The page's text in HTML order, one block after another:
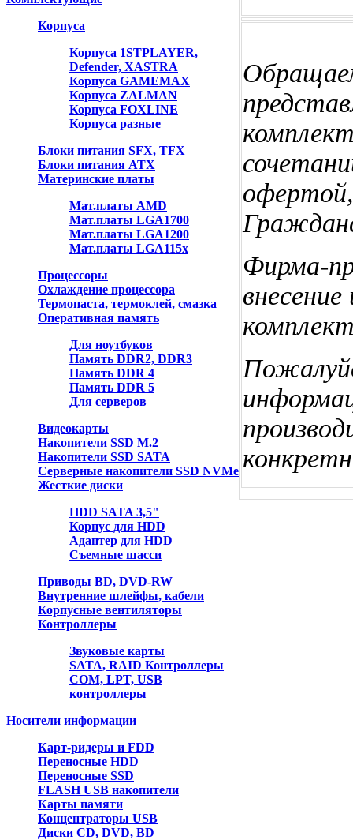
Корпуса
Корпуса 1STPLAYER,
Defender, XASTRA
Корпуса GAMEMAX
Корпуса ZALMAN
Корпуса FOXLINE
Корпуса разные
Блоки питания SFX, TFX
Блоки питания ATX
Материнские платы
Мат.платы AMD
Мат.платы LGA1700
Мат.платы LGA1200
Мат.платы LGA115x
Процессоры
Охлаждение процессора
Термопаста, термоклей, смазка
Оперативная память
Для ноутбуков
Память DDR2, DDR3
Память DDR 4
Память DDR 5
Для серверов
Видеокарты
Накопители SSD M.2
Накопители SSD SATA
Серверные накопители SSD NVMe
Жесткие диски
HDD SATA 3,5"
Корпус для HDD
Адаптер для HDD
Съемные шасси
Приводы BD, DVD-RW
Внутренние шлейфы, кабели
Корпусные вентиляторы
Контроллеры
Звуковые карты
SATA, RAID Контроллеры
COM, LPT, USB
контроллеры
Носители информации
Карт-ридеры и FDD
Переносные HDD
Переносные SSD
FLASH USB накопители
Карты памяти
Концентраторы USB
Диски CD, DVD, BD
Фирма-